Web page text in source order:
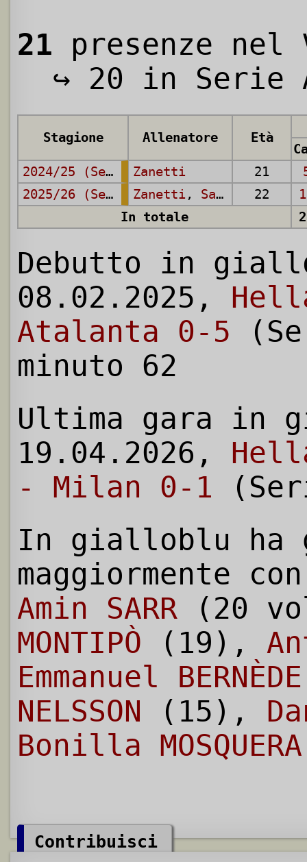
21 presenze nel
↪ 20 in Serie
Stagione Allenatore Età
2024/25 (Serie A) Zanetti 21
2025/26 (Serie A)
Zanetti, Sammarco 22
In totale
Debutto in
08.02.2025,
Atalanta 0-5
minuto 62
Ultima gara in
19.04.2026,
- Milan 0-1
In gialloblu ha
maggiormente
Amin SARR (20
MONTIPÒ (19),
Emmanuel BERNÈDE
NELSSON (15),
Bonilla MOSQUERA
Contribuisci